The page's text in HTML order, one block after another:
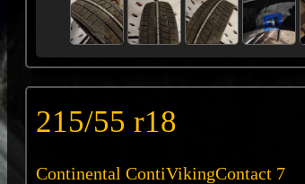
215/55 r18
Continental ContiVikingContact 7